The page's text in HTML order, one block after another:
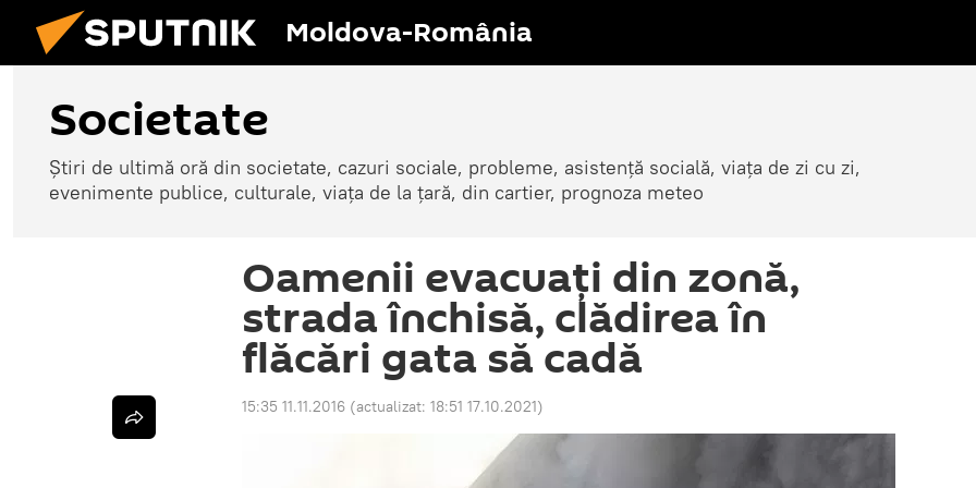
Moldova-România
Societate
Știri de ultimă oră din societate, cazuri sociale, probleme, asistență socială, viața de zi cu zi,
evenimente publice, culturale, viața de la țară, din cartier, prognoza meteo
Oamenii evacuaţi din zonă,
strada închisă, clădirea în
flăcări gata să cadă
15:35 11.11.2016 (actualizat: 18:51 17.10.2021)